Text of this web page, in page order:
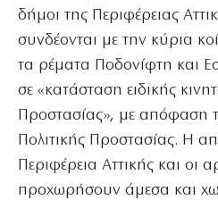
δήμοι της Περιφέρειας
συνδέονται με την κύρια
τα ρέματα Ποδονίφτη και
σε «κατάσταση ειδικής
Προστασίας», με απόφαση
Πολιτικής Προστασίας. Η
Περιφέρεια Αττικής και οι
προχωρήσουν άμεσα και